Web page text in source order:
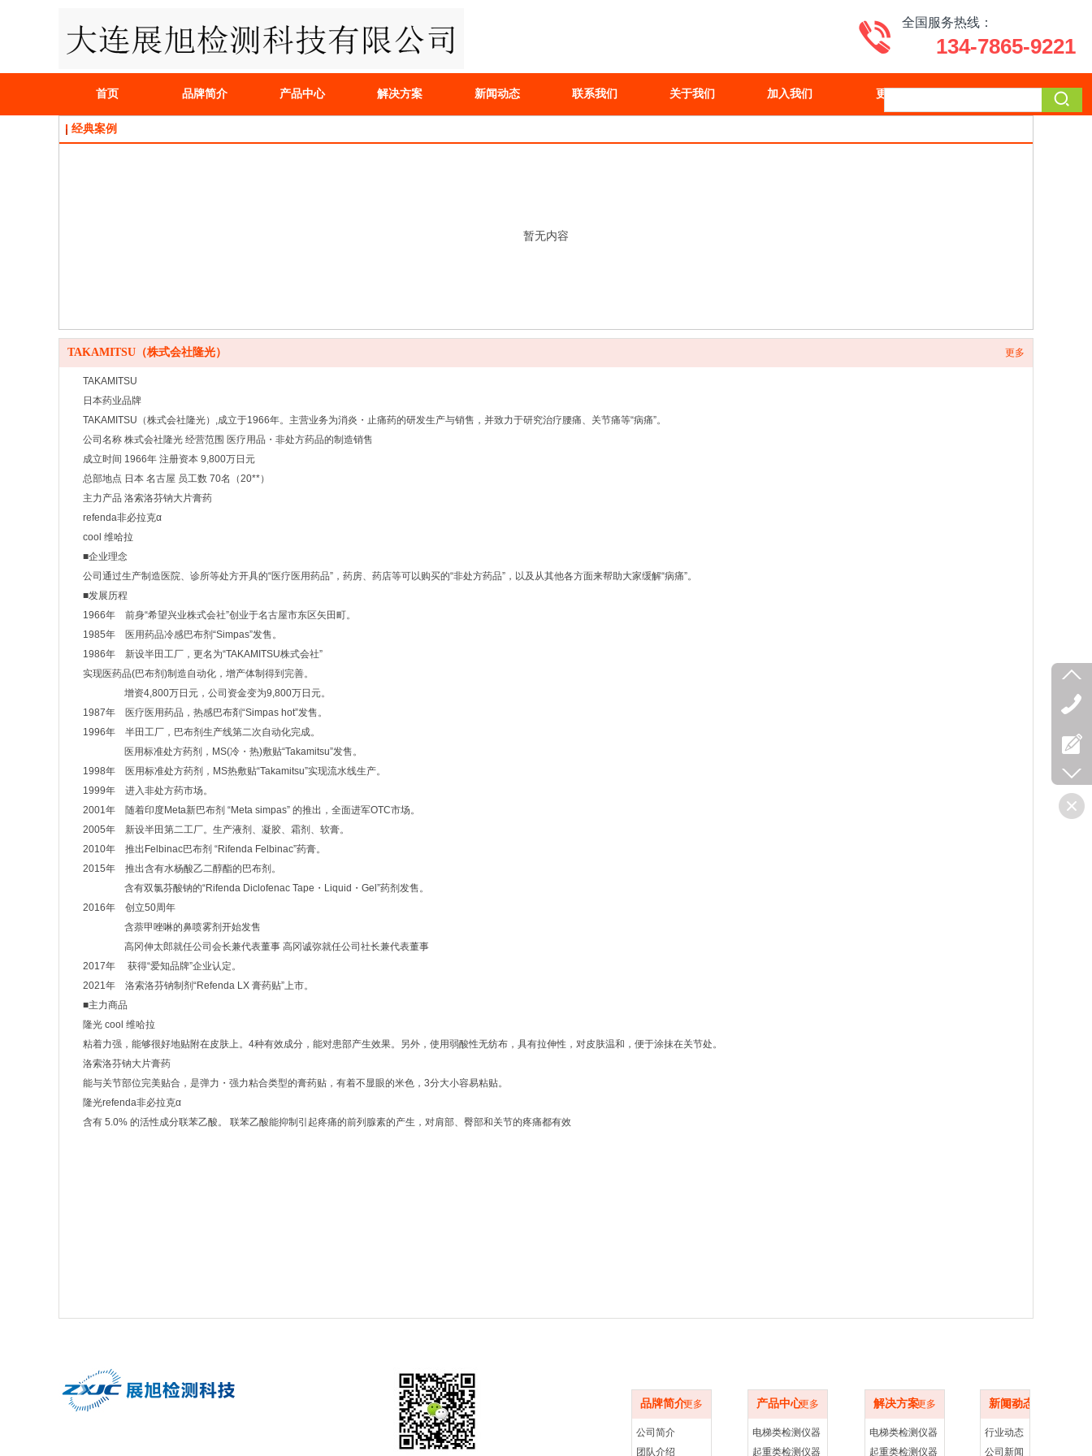
134-7865-9221
全国服务热线：
首页 品牌简介 产品中心 解决方案 新闻动态 联系我们 关于我们 加入我们 更多
经典案例
暂无内容
TAKAMITSU（株式会社隆光） 更多
TAKAMITSU
日本药业品牌
TAKAMITSU（株式会社隆光）,成立于1966年。主营业务为消炎・止痛药的研发生产与销售，并致力于研究治疗腰痛、关节痛等“病痛”。
公司名称 株式会社隆光 经营范围 医疗用品・非处方药品的制造销售
成立时间 1966年 注册资本 9,800万日元
总部地点 日本 名古屋 员工数 70名（20**）
主力产品 洛索洛芬钠大片膏药
refenda非必拉克α
cool 维哈拉
■企业理念
公司通过生产制造医院、诊所等处方开具的“医疗医用药品”，药房、药店等可以购买的“非处方药品”，以及从其他各方面来帮助大家缓解“病痛”。
■发展历程
1966年 前身“希望兴业株式会社”创业于名古屋市东区矢田町。
1985年 医用药品冷感巴布剂“Simpas”发售。
1986年 新设半田工厂，更名为“TAKAMITSU株式会社”
实现医药品(巴布剂)制造自动化，增产体制得到完善。
增资4,800万日元，公司资金变为9,800万日元。
1987年 医疗医用药品，热感巴布剤“Simpas hot”发售。
1996年 半田工厂，巴布剂生产线第二次自动化完成。
医用标准处方药剂，MS(冷・热)敷贴“Takamitsu”发售。
1998年 医用标准处方药剂，MS热敷贴“Takamitsu”实现流水线生产。
1999年 进入非处方药市场。
2001年 随着印度Meta新巴布剂 “Meta simpas” 的推出，全面进军OTC市场。
2005年 新设半田第二工厂。生产液剂、凝胶、霜剂、软膏。
2010年 推出Felbinac巴布剂 “Rifenda Felbinac”药膏。
2015年 推出含有水杨酸乙二醇酯的巴布剂。
含有双氯芬酸钠的“Rifenda Diclofenac Tape・Liquid・Gel”药剂发售。
2016年 创立50周年
含萘甲唑啉的鼻喷雾剂开始发售
高冈伸太郎就任公司会长兼代表董事 高冈诚弥就任公司社长兼代表董事
2017年 获得“爱知品牌”企业认定。
2021年 洛索洛芬钠制剂“Refenda LX 膏药贴”上市。
■主力商品
隆光 cool 维哈拉
粘着力强，能够很好地贴附在皮肤上。4种有效成分，能对患部产生效果。另外，使用弱酸性无纺布，具有拉伸性，对皮肤温和，便于涂抹在关节处。
洛索洛芬钠大片膏药
能与关节部位完美贴合，是弹力・强力粘合类型的膏药贴，有着不显眼的米色，3分大小容易粘贴。
隆光refenda非必拉克α
含有 5.0% 的活性成分联苯乙酸。 联苯乙酸能抑制引起疼痛的前列腺素的产生，对肩部、臀部和关节的疼痛都有效
品牌简介更多
公司简介
团队介绍
产品中心更多
电梯类检测仪器
起重类检测仪器
解决方案更多
电梯类检测仪器
起重类检测仪器
新闻动态
更多
行业动态
公司新闻